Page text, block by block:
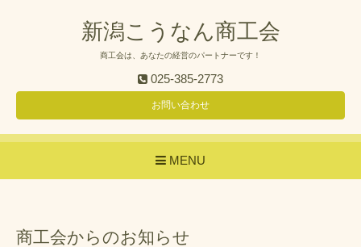
新潟こうなん商工会
商工会は、あなたの経営のパートナーです！
025-385-2773
お問い合わせ
MENU
商工会からのお知らせ